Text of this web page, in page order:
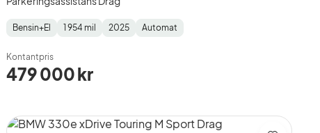
Fuel
Bensin+El
Mätarställning :
1 954 mil
Model
2025
Gearbox
Automat
Kontantpris
479 000 kr